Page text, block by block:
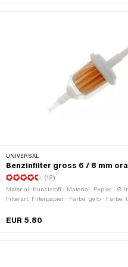
UNIVERSAL
Benzinfilter gross 6 / 8 mm
(12)
Material: Kunststoff · Material: Papier · Ø
Filterart: Filterpapier · Farbe: gelb · Farbe:
Gesamtlänge: 49 mm · Gesamtlänge: 108
EUR 5.80